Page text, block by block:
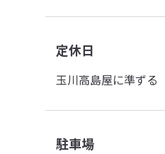
定休日
玉川高島屋に準ずる
駐車場